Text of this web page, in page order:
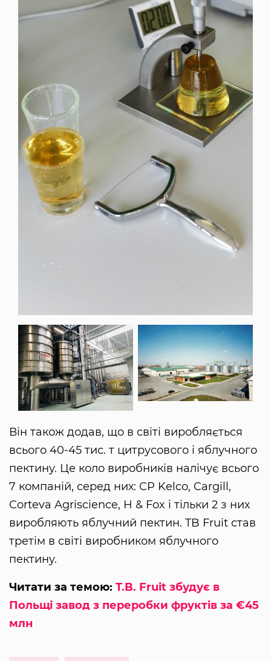
Він також додав, що в світі виробляється
всього 40-45 тис. т цитрусового і яблучного
пектину. Це коло виробників налічує всього
7 компаній, серед них: CP Kelco, Cargill,
Corteva Agriscience, H & Fox і тільки 2 з них
виробляють яблучний пектин. TB Fruit став
третім в світі виробником яблучного
пектину.
Читати за темою: T.B. Fruit збудує в
Польщі завод з переробки фруктів за €45
млн